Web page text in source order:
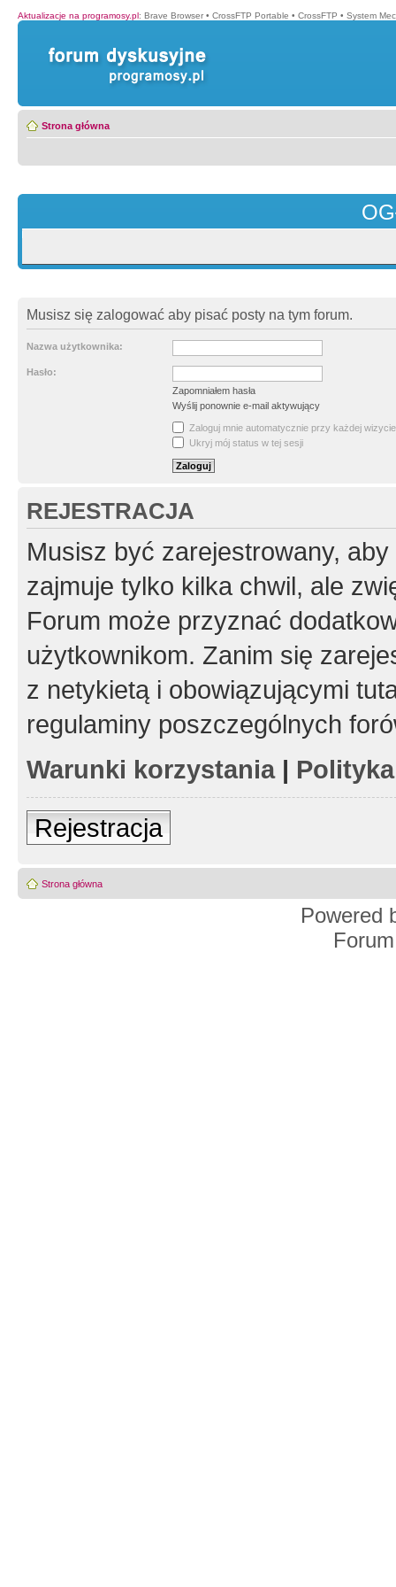
Aktualizacje na programosy.pl: Brave Browser • CrossFTP Portable • CrossFTP • System
Strona główna
Musisz się zalogować aby pisać posty na tym forum.
Nazwa użytkownika:
Hasło:
Zapomniałem hasła
Wyślij ponownie e-mail aktywujący
Zaloguj mnie automatycznie przy każdej wizycie
Ukryj mój status w tej sesji
REJESTRACJA
Musisz być zarejestrowany,
zajmuje tylko kilka chwil, ale
Forum może przyznać
użytkownikom. Zanim się
z netykietą i obowiązującymi
regulaminy poszczególnych
Warunki korzystania|
Rejestracja
Strona główna
Powered